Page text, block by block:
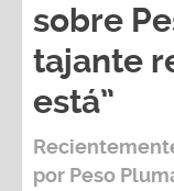
sobre
tajante
está”
por Peso